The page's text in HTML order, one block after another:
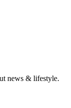
news & lifestyle.